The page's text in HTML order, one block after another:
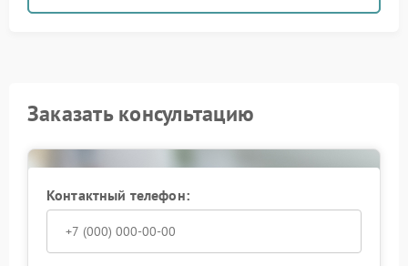
Заказать консультацию
Контактный телефон: